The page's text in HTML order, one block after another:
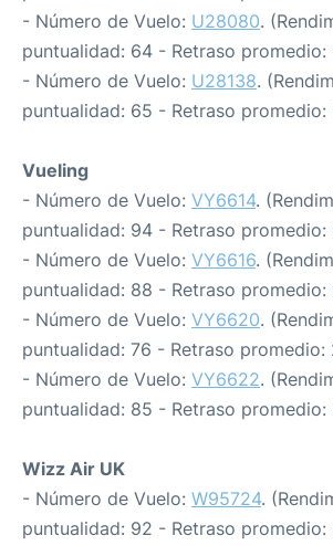
- Número de Vuelo: U28080.
puntualidad: 64 - Retraso promedio:
- Número de Vuelo: U28138.
puntualidad: 65 - Retraso promedio:
Vueling
- Número de Vuelo: VY6614.
puntualidad: 94 - Retraso promedio:
- Número de Vuelo: VY6616.
puntualidad: 88 - Retraso promedio:
- Número de Vuelo: VY6620.
puntualidad: 76 - Retraso promedio:
- Número de Vuelo: VY6622.
puntualidad: 85 - Retraso promedio:
Wizz Air UK
- Número de Vuelo: W95724.
puntualidad: 92 - Retraso promedio: